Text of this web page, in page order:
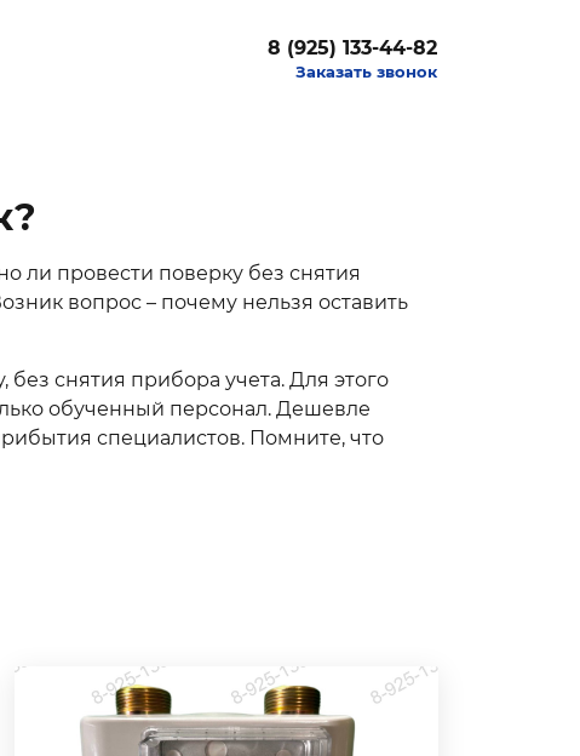
8 (925) 133-44-82
Заказать звонок
ли провести поверку без снятия
вопрос – почему нельзя оставить
снятия прибора учета. Для этого
обученный персонал. Дешевле
специалистов. Помните, что